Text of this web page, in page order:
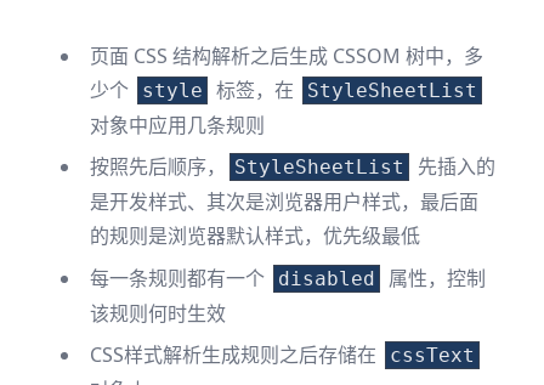
页面 CSS 结构解析之后生成 CSSOM 树中，多
少个
style 标签，在 StyleSheetList
对象中应用几条规则
按照先后顺序，
StyleSheetList
先插入的
是开发样式、其次是浏览器用户样式，最后面
的规则是浏览器默认样式，优先级最低
每一条规则都有一个
disabled
属性，控制
该规则何时生效
CSS样式解析生成规则之后存储在
cssText